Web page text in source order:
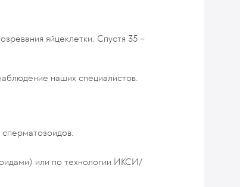
яйцеклетки. Спустя 35 –
наших специалистов.
или по технологии ИКСИ/